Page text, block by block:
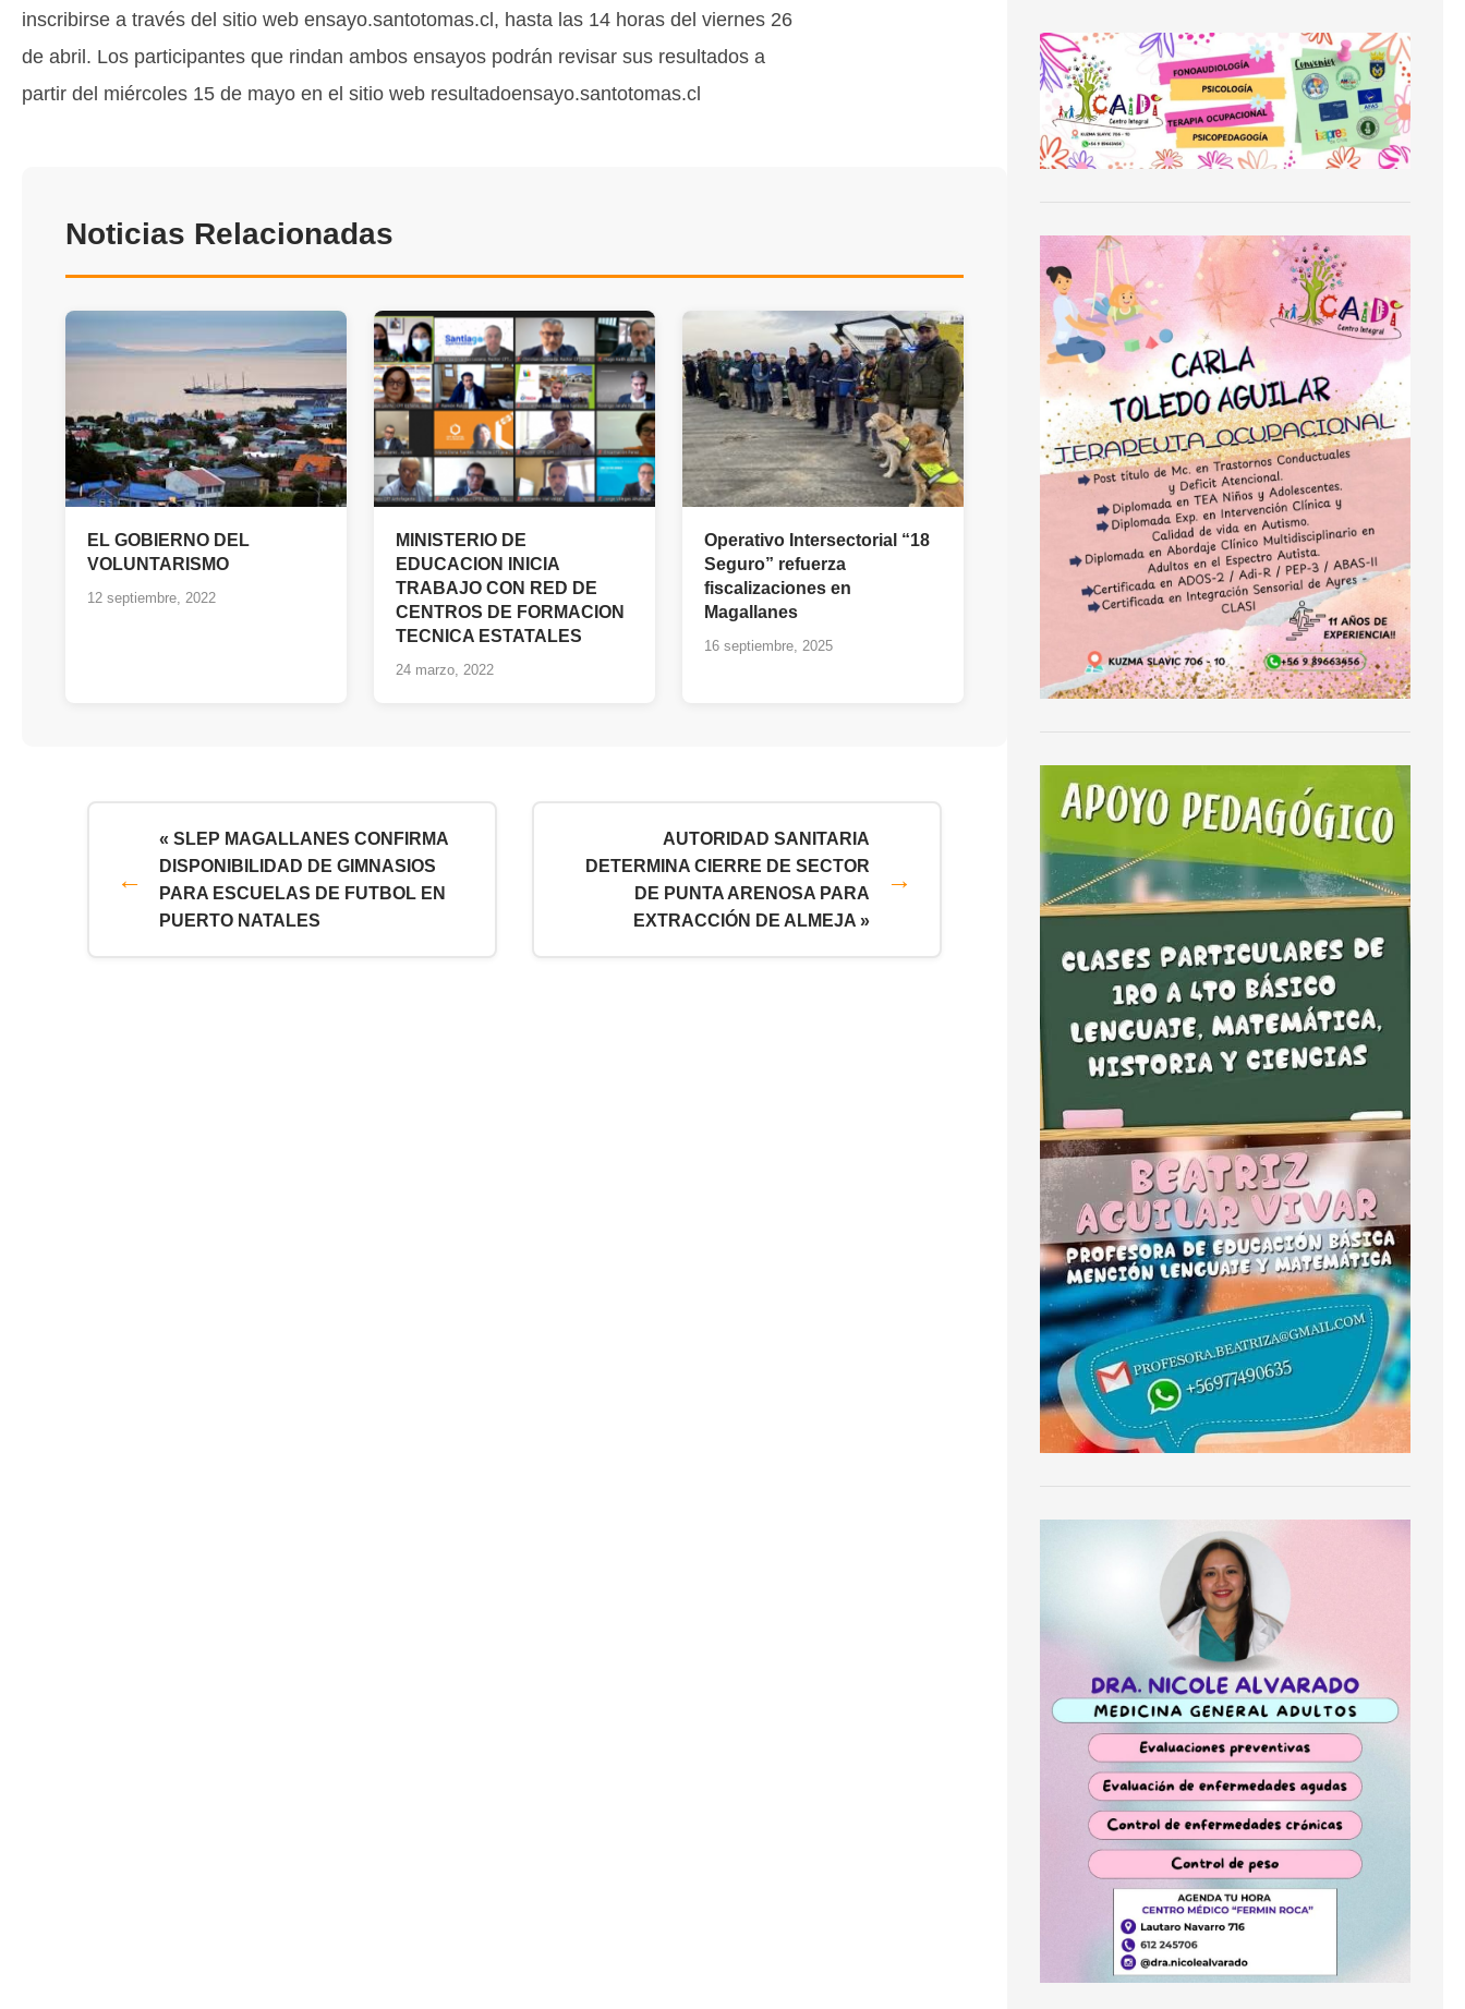
inscribirse a través del sitio web ensayo.santotomas.cl, hasta las 14 horas del viernes 26
de abril. Los participantes que rindan ambos ensayos podrán revisar sus resultados a
partir del miércoles 15 de mayo en el sitio web resultadoensayo.santotomas.cl
Noticias Relacionadas
EL GOBIERNO DEL
VOLUNTARISMO
12 septiembre, 2022
MINISTERIO DE
EDUCACION INICIA
TRABAJO CON RED DE
CENTROS DE FORMACION
TECNICA ESTATALES
24 marzo, 2022
Operativo Intersectorial “18
Seguro” refuerza
fiscalizaciones en
Magallanes
16 septiembre, 2025
« SLEP MAGALLANES CONFIRMA
DISPONIBILIDAD DE GIMNASIOS
PARA ESCUELAS DE FUTBOL EN
PUERTO NATALES
AUTORIDAD SANITARIA
DETERMINA CIERRE DE SECTOR
DE PUNTA ARENOSA PARA
EXTRACCIÓN DE ALMEJA »